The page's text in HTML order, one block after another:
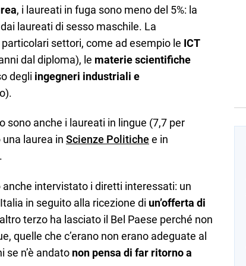
, i laureati in fuga sono meno del 5%: la
laureati di sesso maschile. La
settori, come ad esempio le ICT
dal diploma), le materie scientifiche
degli ingegneri industriali e
sono anche i laureati in lingue (7,7 per
laurea in Scienze Politiche e in
intervistato i diretti interessati: un
in seguito alla ricezione di un’offerta di
terzo ha lasciato il Bel Paese perché non
quelle che c’erano non erano adeguate al
se n’è andato non pensa di far ritorno a